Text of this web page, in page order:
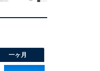
一ヶ月